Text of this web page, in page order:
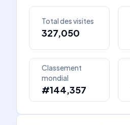
Total des visites
327,050
Classement
mondial
#144,357